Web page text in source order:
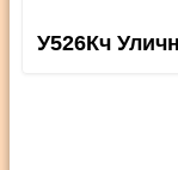
У526Кч